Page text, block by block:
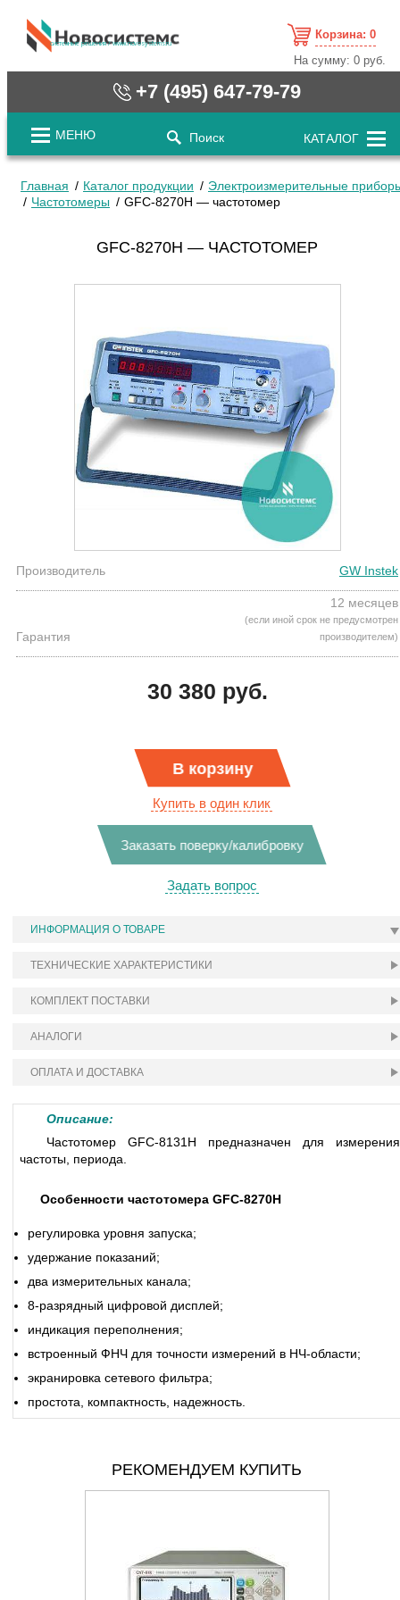
cистемные решения / www.novosystems.ru
Корзина: 0
На сумму:0 руб.
+7 (495) 647-79-79
МЕНЮ Поиск КАТАЛОГ
Главная Каталог продукции
Электроизмерительные
Частотомеры
GFC-8270H — частотомер
GFC-8270H — ЧАСТОТОМЕР
Производитель GW Instek
Гарантия
12 месяцев
(если иной срок не предусмотрен
производителем)
30 380 руб.
В корзину
Купить в один клик
Заказать поверку/калибровку
Задать вопрос
ИНФОРМАЦИЯ О ТОВАРЕ
ТЕХНИЧЕСКИЕ ХАРАКТЕРИСТИКИ
КОМПЛЕКТ ПОСТАВКИ
АНАЛОГИ
ОПЛАТА И ДОСТАВКА
Описание:
Частотомер GFC-8131H предназначен для измерения
частоты, периода.
Особенности частотомера GFC-8270H
регулировка уровня запуска;
удержание показаний;
два измерительных канала;
8-разрядный цифровой дисплей;
индикация переполнения;
встроенный ФНЧ для точности измерений в НЧ-области;
экранировка сетевого фильтра;
простота, компактность, надежность.
РЕКОМЕНДУЕМ КУПИТЬ